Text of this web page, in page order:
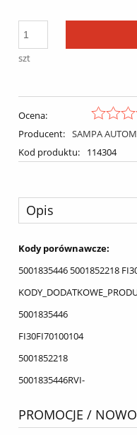
szt
Ocena:
Producent: SAMPA
Kod produktu:
114304
Opis
Kody porównawcze:
5001835446 5001852218
5001835446
FI30FI70100104
5001852218
5001835446RVI-
PROMOCJE /